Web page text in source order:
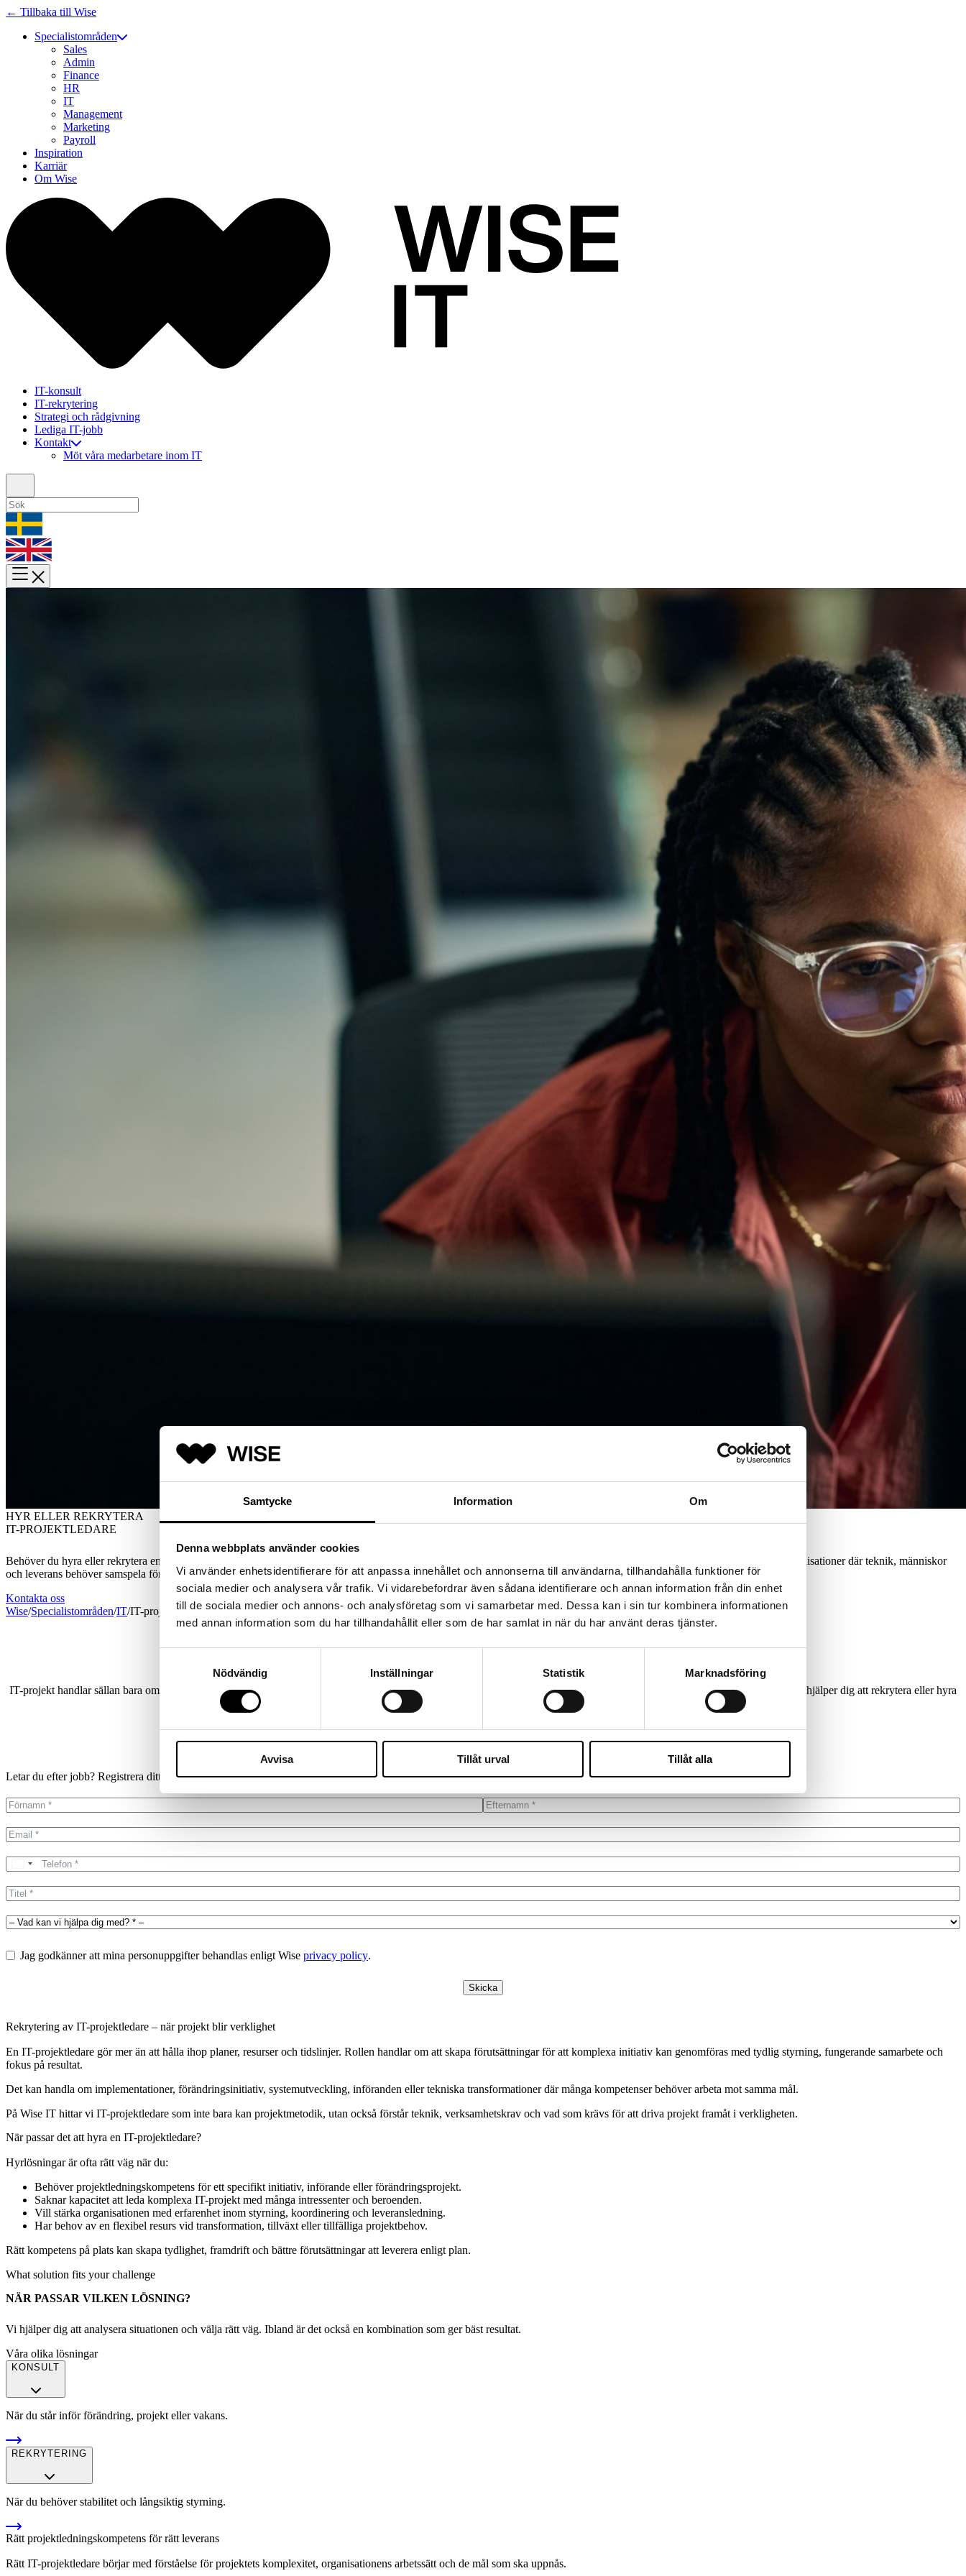
Samtycke Information Om
Denna webbplats använder cookies
Vi använder enhetsidentifierare för att anpassa innehållet och annonserna till användarna, tillhandahålla funktioner för
sociala medier och analysera vår trafik. Vi vidarebefordrar även sådana identifierare och annan information från din enhet
till de sociala medier och annons- och analysföretag som vi samarbetar med. Dessa kan i sin tur kombinera informationen
med annan information som du har tillhandahållit eller som de har samlat in när du har använt deras tjänster.
Nödvändig
Inställningar Statistik Marknadsföring
Avvisa Tillåt urval Tillåt alla
← Tillbaka till Wise
Specialistområden
Sales
Admin
Finance
HR
IT
Management
Marketing
Payroll
Inspiration
Karriär
Om Wise
IT-konsult
IT-rekrytering
Strategi och rådgivning
Lediga IT-jobb
Kontakt
Möt våra medarbetare inom IT
HYR ELLER REKRYTERA
IT-PROJEKTLEDARE
Behöver du hyra eller rekrytera en IT-projektledare som kan skapa struktur, hålla riktning och driva komplexa initiativ i mål? Wise IT hjälper dig att hitta rätt kompetens för organisationer där teknik, människor
och leverans behöver samspela för att skapa resultat.
Kontakta oss
Wise/Specialistområden/IT/IT-projektledare
IT-projekt handlar sällan bara om teknik. Det handlar om människor, prioriteringar, förändring och förmågan att leverera med rätt kvalitet, inom rätt tidsram och budget. Wise IT hjälper dig att rekrytera eller hyra
IT-projektledare som kombinerar teknisk förståelse med ledarskap, struktur och genomförandekraft.
Hör av dig till oss!
Vi återkommer så snart vi kan för att boka en tid som passar dig.
Letar du efter jobb? Registrera ditt CV direktpå vår Connect-portal.
Jag godkänner att mina personuppgifter behandlas enligt Wise privacy policy.
Skicka
Rekrytering av IT-projektledare – när projekt blir verklighet
En IT-projektledare gör mer än att hålla ihop planer, resurser och tidslinjer. Rollen handlar om att skapa förutsättningar för att komplexa initiativ kan genomföras med tydlig styrning, fungerande samarbete och
fokus på resultat.
Det kan handla om implementationer, förändringsinitiativ, systemutveckling, införanden eller tekniska transformationer där många kompetenser behöver arbeta mot samma mål.
På Wise IT hittar vi IT-projektledare som inte bara kan projektmetodik, utan också förstår teknik, verksamhetskrav och vad som krävs för att driva projekt framåt i verkligheten.
När passar det att hyra en IT-projektledare?
Hyrlösningar är ofta rätt väg när du:
Behöver projektledningskompetens för ett specifikt initiativ, införande eller förändringsprojekt.
Saknar kapacitet att leda komplexa IT-projekt med många intressenter och beroenden.
Vill stärka organisationen med erfarenhet inom styrning, koordinering och leveransledning.
Har behov av en flexibel resurs vid transformation, tillväxt eller tillfälliga projektbehov.
Rätt kompetens på plats kan skapa tydlighet, framdrift och bättre förutsättningar att leverera enligt plan.
What solution fits your challenge
NÄR PASSAR VILKEN LÖSNING?
Vi hjälper dig att analysera situationen och välja rätt väg. Ibland är det också en kombination som ger bäst resultat.
Våra olika lösningar
KONSULT
När du står inför förändring, projekt eller vakans.
REKRYTERING
När du behöver stabilitet och långsiktig styrning.
Rätt projektledningskompetens för rätt leverans
Rätt IT-projektledare börjar med förståelse för projektets komplexitet, organisationens arbetssätt och de mål som ska uppnås.